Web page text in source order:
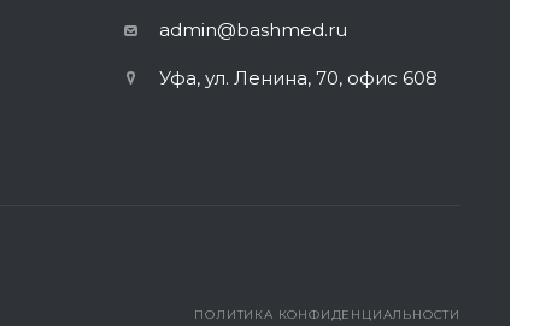
admin@bashmed.ru
Уфа, ул. Ленина, 70, офис 608
ПОЛИТИКА КОНФИДЕНЦИАЛЬНОСТИ